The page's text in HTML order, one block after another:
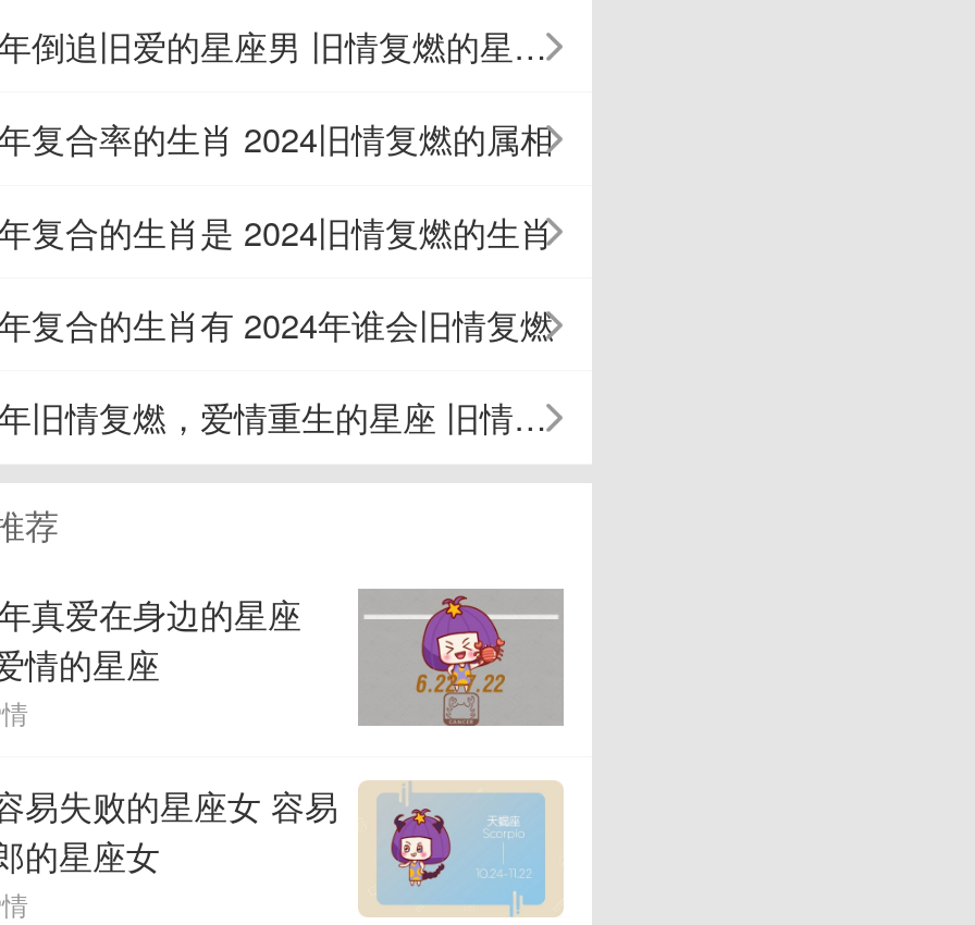
其实选择复合才是最好的。对得起
人和自己。
、摩羯座：重修于好
很可能会在2024年和前任重归
尽管他们不高兴分手，对方伤害了
。分手后，你享受一个人的放松。
把自己放在第一位。你可以有时间
。你不需要低三求四，这会影响他
情。但一旦对方回头寻求复合，你
的错误，你可能不会认真对待以前
倒追旧爱的星座男 旧情复燃的星座男
复合率的生肖 2024旧情复燃的属相
复合的生肖是 2024旧情复燃的生肖
复合的生肖有 2024年谁会旧情复燃
情复燃，爱情重生的星座 旧情难忘的星座
荐
真爱在身边的星座
情的星座
易失败的星座女 容易
的星座女